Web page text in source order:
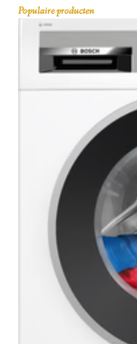
Populaire producten